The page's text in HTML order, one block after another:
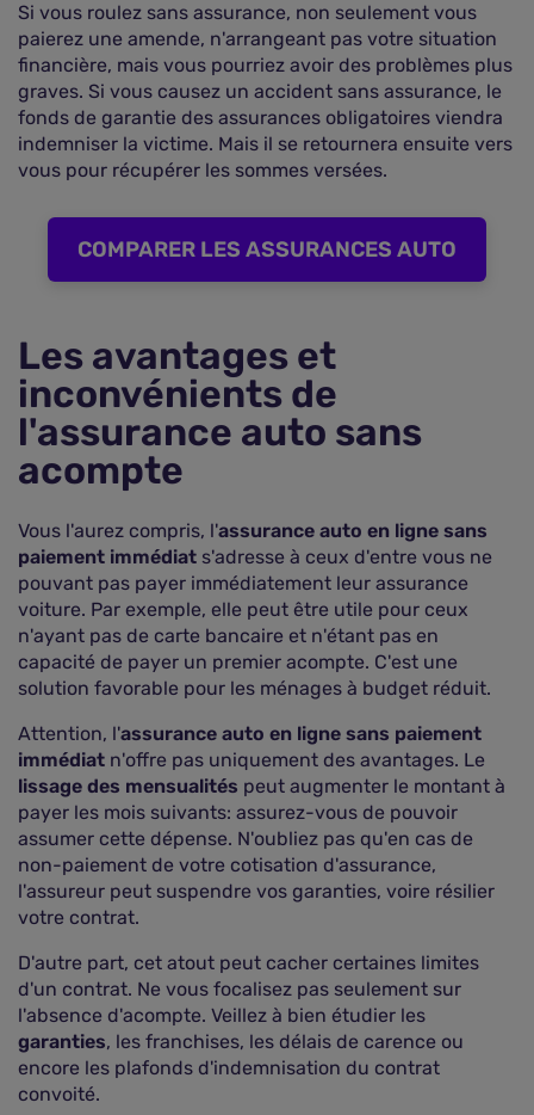
Si vous roulez sans assurance, non seulement vous
paierez une amende, n'arrangeant pas votre situation
financière, mais vous pourriez avoir des problèmes plus
graves. Si vous causez un accident sans assurance, le
fonds de garantie des assurances obligatoires viendra
indemniser la victime. Mais il se retournera ensuite vers
vous pour récupérer les sommes versées.
COMPARER LES ASSURANCES AUTO
Les avantages et
inconvénients de
l'assurance auto sans
acompte
Vous l'aurez compris, l'assurance auto en ligne sans
paiement immédiat s'adresse à ceux d'entre vous ne
pouvant pas payer immédiatement leur assurance
voiture. Par exemple, elle peut être utile pour ceux
n'ayant pas de carte bancaire et n'étant pas en
capacité de payer un premier acompte. C'est une
solution favorable pour les ménages à budget réduit.
Attention, l'assurance auto en ligne sans paiement
immédiat n'offre pas uniquement des avantages. Le
lissage des mensualités peut augmenter le montant à
payer les mois suivants: assurez-vous de pouvoir
assumer cette dépense. N'oubliez pas qu'en cas de
non-paiement de votre cotisation d'assurance,
l'assureur peut suspendre vos garanties, voire résilier
votre contrat.
D'autre part, cet atout peut cacher certaines limites
d'un contrat. Ne vous focalisez pas seulement sur
l'absence d'acompte. Veillez à bien étudier les
garanties, les franchises, les délais de carence ou
encore les plafonds d'indemnisation du contrat
convoité.